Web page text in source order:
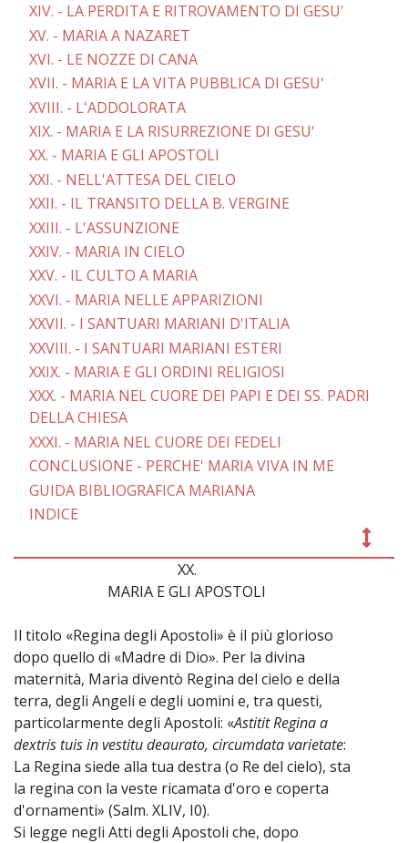
XIV. - LA PERDITA E RITROVAMENTO DI GESU'
XV. - MARIA A NAZARET
XVI. - LE NOZZE DI CANA
XVII. - MARIA E LA VITA PUBBLICA DI GESU'
XVIII. - L'ADDOLORATA
XIX. - MARIA E LA RISURREZIONE DI GESU'
XX. - MARIA E GLI APOSTOLI
XXI. - NELL'ATTESA DEL CIELO
XXII. - IL TRANSITO DELLA B. VERGINE
XXIII. - L'ASSUNZIONE
XXIV. - MARIA IN CIELO
XXV. - IL CULTO A MARIA
XXVI. - MARIA NELLE APPARIZIONI
XXVII. - I SANTUARI MARIANI D'ITALIA
XXVIII. - I SANTUARI MARIANI ESTERI
XXIX. - MARIA E GLI ORDINI RELIGIOSI
XXX. - MARIA NEL CUORE DEI PAPI E DEI SS. PADRI
DELLA CHIESA
XXXI. - MARIA NEL CUORE DEI FEDELI
CONCLUSIONE - PERCHE' MARIA VIVA IN ME
GUIDA BIBLIOGRAFICA MARIANA
INDICE
XX.
MARIA E GLI APOSTOLI
Il titolo «Regina degli Apostoli» è il più glorioso
dopo quello di «Madre di Dio». Per la divina
maternità, Maria diventò Regina del cielo e della
terra, degli Angeli e degli uomini e, tra questi,
particolarmente degli Apostoli: «Astitit Regina a
dextris tuis in vestitu deaurato, circumdata varietate:
La Regina siede alla tua destra (o Re del cielo), sta
la regina con la veste ricamata d'oro e coperta
d'ornamenti» (Salm. XLIV, I0).
Si legge negli Atti degli Apostoli che, dopo